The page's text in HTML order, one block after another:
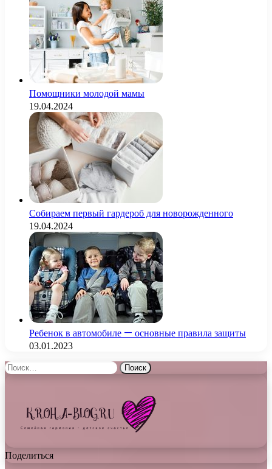
Помощники молодой мамы
19.04.2024
Собираем первый гардероб для новорожденного
19.04.2024
Ребенок в автомобиле — основные правила защиты
03.01.2023
Найти:
Поделиться